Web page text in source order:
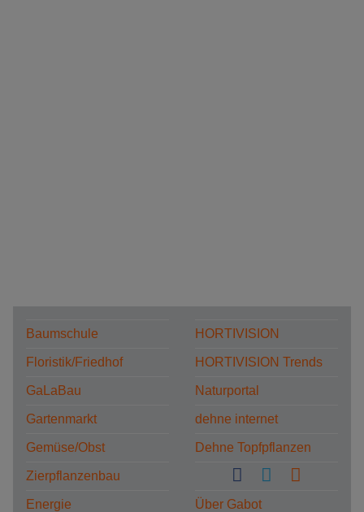
Baumschule
Floristik/Friedhof
GaLaBau
Gartenmarkt
Gemüse/Obst
Zierpflanzenbau
Energie
HORTIVISION
HORTIVISION Trends
Naturportal
dehne internet
Dehne Topfpflanzen
Über Gabot